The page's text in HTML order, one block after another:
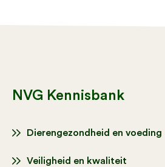
NVG Kennisbank
Dierengezondheid en voeding
Veiligheid en kwaliteit